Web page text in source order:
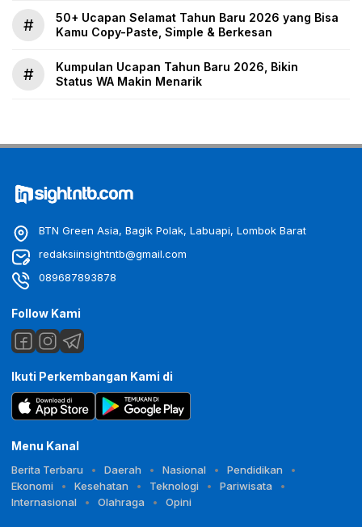
#
50+ Ucapan Selamat Tahun Baru 2026 yang Bisa
Kamu Copy-Paste, Simple & Berkesan
#
Kumpulan Ucapan Tahun Baru 2026, Bikin
Status WA Makin Menarik
BTN Green Asia, Bagik Polak, Labuapi, Lombok Barat
redaksiinsightntb@gmail.com
089687893878
Follow Kami
Ikuti Perkembangan Kami di
Menu Kanal
Berita Terbaru Daerah Nasional
Pendidikan
Ekonomi
Kesehatan Teknologi
Pariwisata
Internasional
Olahraga Opini